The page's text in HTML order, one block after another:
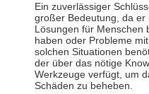
Ein zuverlässiger
großer Bedeutung, da er
Lösungen für Menschen
haben oder Probleme
solchen Situationen
der über das nötige
Werkzeuge verfügt, um
Schäden zu beheben.